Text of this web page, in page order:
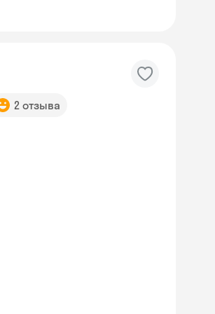
2 отзыва